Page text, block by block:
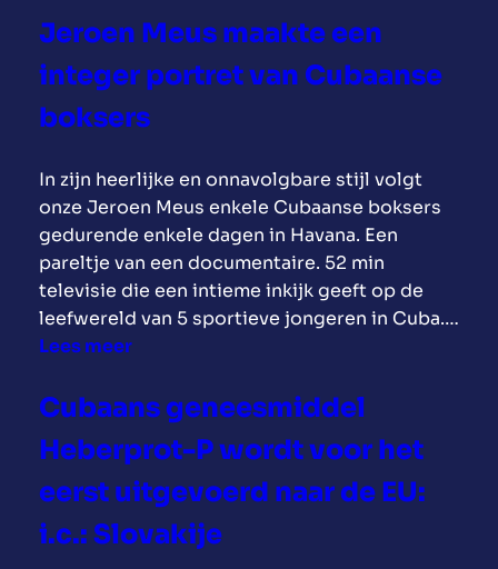
m
p
o
W
e
l
c
o
m
e
D
o
p
e
e
s
v
r
s
t
e
l
i
S
-
e
n
Jeroen Meus maakte een
integer portret van Cubaanse
boksers
In zijn heerlijke en onnavolgbare stijl volgt
onze Jeroen Meus enkele Cubaanse boksers
gedurende enkele dagen in Havana. Een
pareltje van een documentaire. 52 min
televisie die een intieme inkijk geeft op de
leefwereld van 5 sportieve jongeren in Cuba.…
Lees meer:
e
o
e
M
Cubaans geneesmiddel
Heberprot-P wordt voor het
eerst uitgevoerd naar de EU:
i.c.: Slovakije